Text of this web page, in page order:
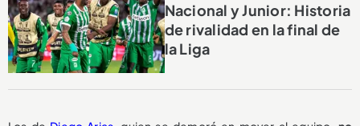
Nacional y Junior: Historia
de rivalidad en la final de
la Liga